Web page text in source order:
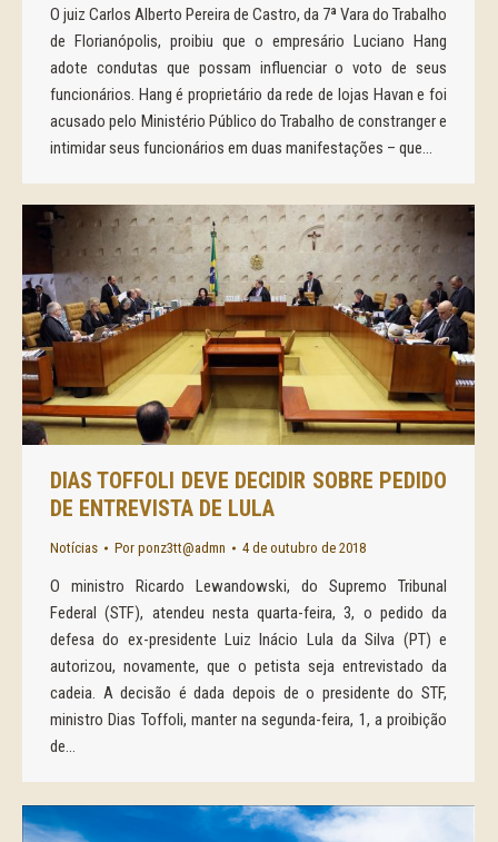
O juiz Carlos Alberto Pereira de Castro, da 7ª Vara do Trabalho
de Florianópolis, proibiu que o empresário Luciano Hang
adote condutas que possam influenciar o voto de seus
funcionários. Hang é proprietário da rede de lojas Havan e foi
acusado pelo Ministério Público do Trabalho de constranger e
intimidar seus funcionários em duas manifestações – que…
DIAS TOFFOLI DEVE DECIDIR SOBRE PEDIDO
DE ENTREVISTA DE LULA
Notícias Por ponz3tt@admn 4 de outubro de 2018
O ministro Ricardo Lewandowski, do Supremo Tribunal
Federal (STF), atendeu nesta quarta-feira, 3, o pedido da
defesa do ex-presidente Luiz Inácio Lula da Silva (PT) e
autorizou, novamente, que o petista seja entrevistado da
cadeia. A decisão é dada depois de o presidente do STF,
ministro Dias Toffoli, manter na segunda-feira, 1, a proibição
de…